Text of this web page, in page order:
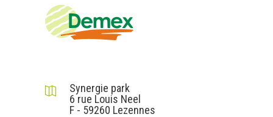
Synergie park
6 rue Louis Neel
F - 59260 Lezennes